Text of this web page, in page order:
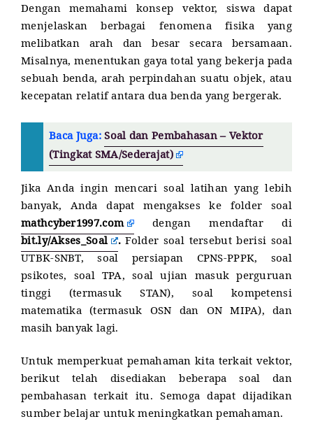
Dengan memahami konsep vektor, siswa dapat
menjelaskan berbagai fenomena fisika yang
melibatkan arah dan besar secara bersamaan.
Misalnya, menentukan gaya total yang bekerja pada
sebuah benda, arah perpindahan suatu objek, atau
kecepatan relatif antara dua benda yang bergerak.
Baca Juga:Soal dan Pembahasan – Vektor
(Tingkat SMA/Sederajat)
Jika Anda ingin mencari soal latihan yang lebih
banyak, Anda dapat mengakses ke folder soal
mathcyber1997.com dengan mendaftar di
bit.ly/Akses_Soal .Folder soal tersebut berisi soal
UTBK-SNBT, soal persiapan CPNS-PPPK, soal
psikotes, soal TPA, soal ujian masuk perguruan
tinggi (termasuk STAN), soal kompetensi
matematika (termasuk OSN dan ON MIPA), dan
masih banyak lagi.
Untuk memperkuat pemahaman kita terkait vektor,
berikut telah disediakan beberapa soal dan
pembahasan terkait itu. Semoga dapat dijadikan
sumber belajar untuk meningkatkan pemahaman.